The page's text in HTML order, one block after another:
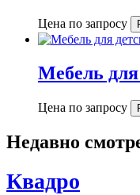
Цена по запросу
Мебель
Цена по запросу
Недавно
Квадро